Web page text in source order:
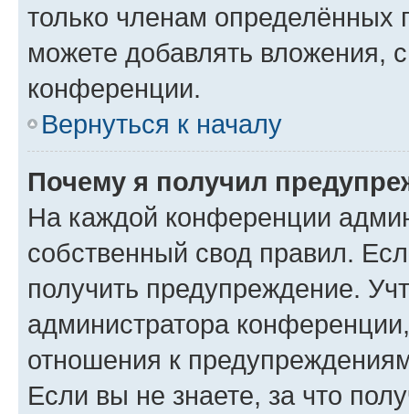
только членам определённых
можете добавлять вложения,
конференции.
Вернуться к началу
Почему я получил
На каждой конференции
собственный свод правил.
получить предупреждение.
администратора
отношения к
Если вы не знаете, за что